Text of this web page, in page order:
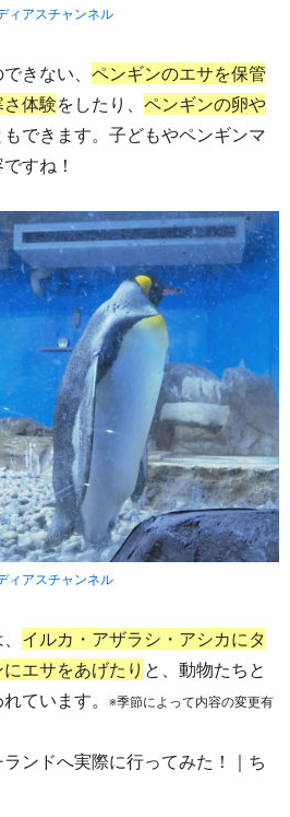
ィアスチャンネル
きない、 ペンギンのエサを保管
体験をしたり、 ペンギンの卵や
できます。子どもやペンギンマ
すね！
ィアスチャンネル
イルカ・アザラシ・アシカにタ
エサをあげたり と、動物たちと
ています。
※季節によって内容の変更有
ンドへ実際に行ってみた！｜ち